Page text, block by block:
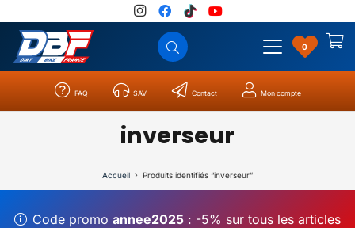
0
FAQ SAV Contact Mon compte
inverseur
Accueil Produits identifiés “inverseur”
Code promo annee2025: -5% sur tous les articles
Catégories Résultats